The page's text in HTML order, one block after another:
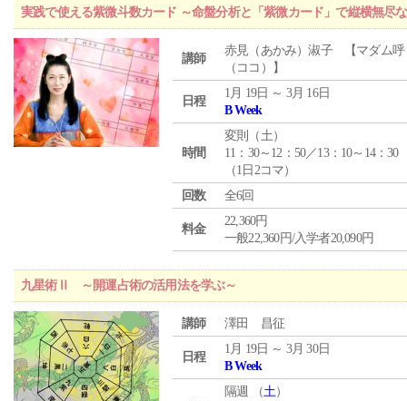
実践で使える紫微斗数カード ～命盤分析と「紫微カード」で縦横無尽
講師
赤見（あかみ）淑子 【マダム呼
（ココ）】
日程
1月 19日 ～ 3月 16日
B Week
時間
変則（土）
11：30～12：50／13：10～14：30
（1日2コマ）
回数
全6回
料金
22,360円
一般22,360円/入学者20,090円
九星術Ⅱ ～開運占術の活用法を学ぶ～
講師 澤田 昌征
日程
1月 19日 ～ 3月 30日
B Week
隔週 （土）